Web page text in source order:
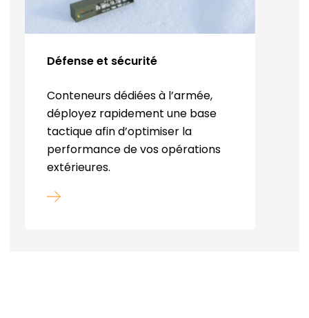
Défense et sécurité
Conteneurs dédiées à l’armée,
déployez rapidement une base
tactique afin d’optimiser la
performance de vos opérations
extérieures.